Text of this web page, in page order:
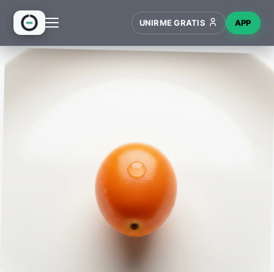
WIKI
UNIRME GRATIS APP